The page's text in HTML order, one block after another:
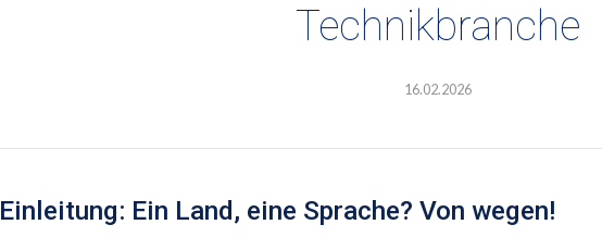
Technikbranche
16.02.2026
Einleitung: Ein Land, eine Sprache? Von wegen!